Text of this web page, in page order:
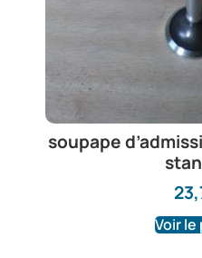
soupape
Voir